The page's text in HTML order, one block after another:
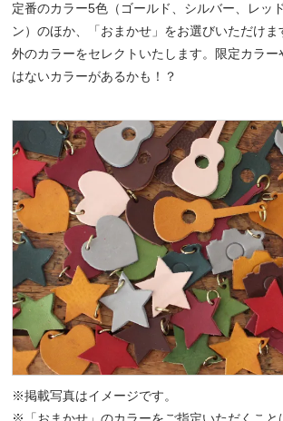
定番のカラー5色（ゴールド、シルバー、レッ
ン）のほか、「おまかせ」をお選びいただけま
外のカラーをセレクトいたします。限定カラ
はないカラーがあるかも！？
※掲載写真はイメージです。